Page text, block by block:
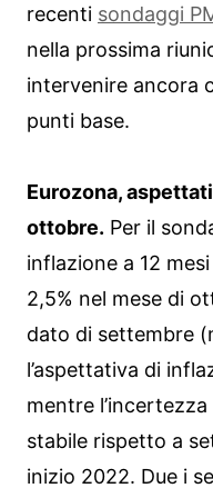
recenti sondaggi
nella prossima
intervenire ancora
punti base.
Eurozona,
ottobre. Per il
inflazione a 12
2,5% nel mese di
dato di settembre
l’aspettativa di
mentre
stabile rispetto a
inizio 2022. Due i